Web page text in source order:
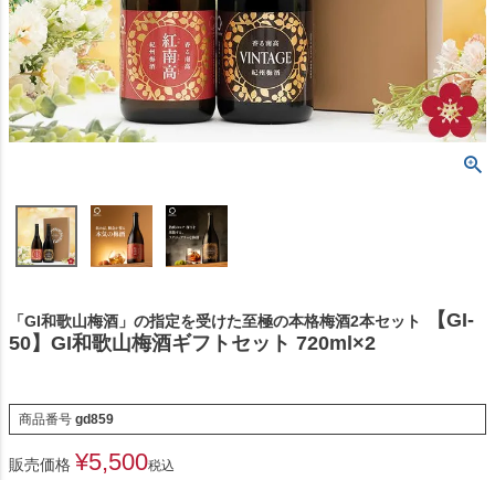
「GI和歌山梅酒」の指定を受けた至極の本格梅酒2本セット
【GI-
50】GI和歌山梅酒ギフトセット 720ml×2
商品番号 gd859
販売価格 ¥5,500税込